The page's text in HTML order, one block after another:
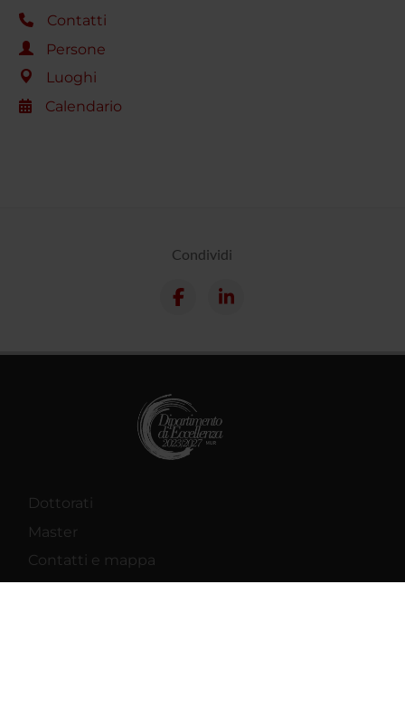
Contatti
Persone
Luoghi
Calendario
Condividi
Dottorati
Master
Contatti e mappa